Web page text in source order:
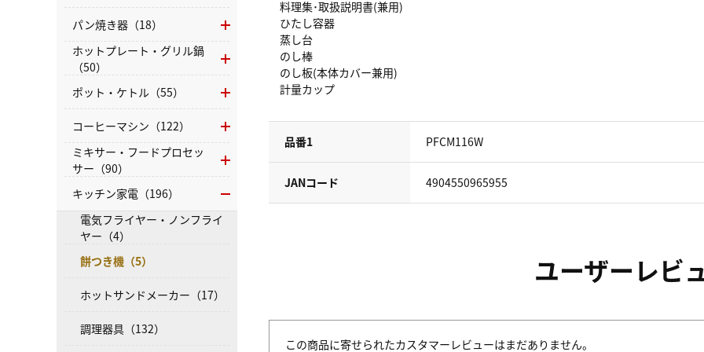
料理集･取扱説明書(兼用)
ひたし容器
蒸し台
のし棒
のし板(本体カバー兼用)
計量カップ
品番1 PFCM116W
JANコード 4904550965955
ユーザーレビ
この商品に寄せられたカスタマーレビューはまだありません。
パン焼き器（18）
ホットプレート・グリル鍋
（50）
ポット・ケトル（55）
コーヒーマシン（122）
ミキサー・フードプロセッ
サー（90）
キッチン家電（196）
電気フライヤー・ノンフライ
ヤー（4）
餅つき機（5）
ホットサンドメーカー（17）
調理器具（132）